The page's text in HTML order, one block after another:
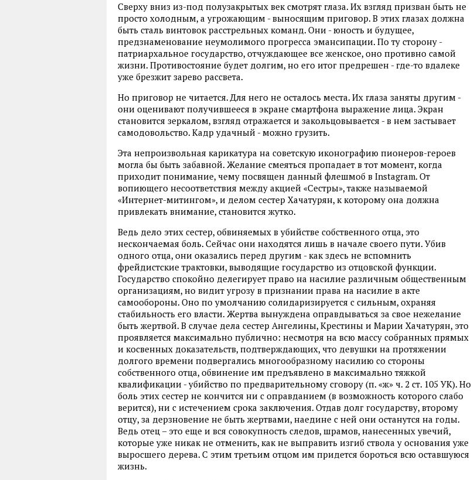
Сверху вниз из-под полузакрытых век смотрят глаза. Их взгляд призван быть не
просто холодным, а угрожающим - выносящим приговор. В этих глазах должна
быть сталь винтовок расстрельных команд. Они - юность и будущее,
предзнаменование неумолимого прогресса эмансипации. По ту сторону -
патриархальное государство, отчуждающее все женское, оно противно самой
жизни. Противостояние будет долгим, но его итог предрешен - где-то вдалеке
уже брезжит зарево рассвета.
Но приговор не читается. Для него не осталось места. Их глаза заняты другим -
они оценивают получившееся в экране смартфона выражение лица. Экран
становится зеркалом, взгляд отражается и закольцовывается - в нем застывает
самодовольство. Кадр удачный - можно грузить.
Эта непроизвольная карикатура на советскую иконографию пионеров-героев
могла бы быть забавной. Желание смеяться пропадает в тот момент, когда
приходит понимание, чему посвящен данный флешмоб в Instagram. От
вопиющего несоответствия между акцией «Сестры», также называемой
«Интернет-митингом», и делом сестер Хачатурян, к которому она должна
привлекать внимание, становится жутко.
Ведь дело этих сестер, обвиняемых в убийстве собственного отца, это
нескончаемая боль. Сейчас они находятся лишь в начале своего пути. Убив
одного отца, они оказались перед другим - как здесь не вспомнить
фрейдистские трактовки, выводящие государство из отцовской функции.
Государство спокойно делегирует право на насилие различным общественным
организациям, но видит угрозу в признании права на насилие в акте
самообороны. Оно по умолчанию солидаризируется с сильным, охраняя
стабильность его власти. Жертва вынуждена оправдываться за свое нежелание
быть жертвой. В случае дела сестер Ангелины, Крестины и Марии Хачатурян, это
проявляется максимально публично: несмотря на всю массу собранных прямых
и косвенных доказательств, подтверждающих, что девушки на протяжении
долгого времени подвергались многообразному насилию со стороны
собственного отца, обвинение им предъявлено в максимально тяжкой
квалификации - убийство по предварительному сговору (п. «ж» ч. 2 ст. 105 УК). Но
боль этих сестер не кончится ни с оправданием (в возможность которого слабо
верится), ни с истечением срока заключения. Отдав долг государству, второму
отцу, за дерзновение не быть жертвами, наедине с ней они останутся на годы.
Ведь отец – это еще и вся совокупность следов, шрамов, нанесенных увечий,
которые уже никак не отменить, как не выправить изгиб ствола у основания уже
выросшего дерева. С этим третьим отцом им придется бороться всю оставшуюся
жизнь.